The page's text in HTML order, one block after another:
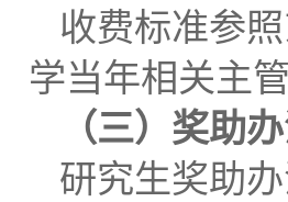
收费标准参
学当年相关主
（三）奖助
研究生奖助